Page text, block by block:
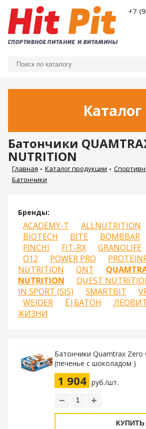
+7
Каталог
Батончики
NUTRITION
Главная Каталог продукции
Батончики
Бренды:
ACADEMY-T ALLNUTRITION
BIOTECH
BITE BOMBBAR
FINCHI
FIT-RX GRANOLIFE
O12
POWER PRO
NUTRITION
QNT
NUTRITION
QUEST
IN SPORT (SIS)
SMARTBIT
WEIDER
Ё|БАТОН
ЖИЗНИ
Батончики Quamtrax Zero
(печенье с шоколадом )
1 904 руб./шт.
− +
КУПИТЬ